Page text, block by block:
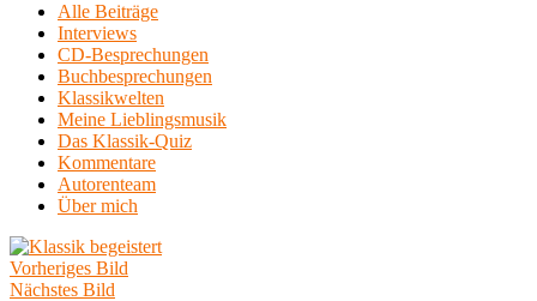
Alle Beiträge
Interviews
CD-Besprechungen
Buchbesprechungen
Klassikwelten
Meine Lieblingsmusik
Das Klassik-Quiz
Kommentare
Autorenteam
Über mich
Vorheriges Bild
Nächstes Bild